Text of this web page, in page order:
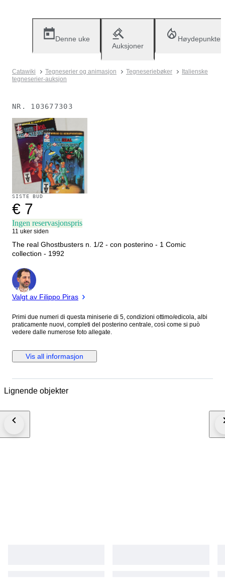
Denne uke
Auksjoner
Høydepunkter
Catawiki Tegneserier og animasjon Tegneseriebøker
Italienske
tegneserier-auksjon
NR. 103677303
Solgt
SISTE BUD
€ 7
Ingen reservasjonspris
11 uker siden
The real Ghostbusters n. 1/2 - con posterino - 1 Comic
collection - 1992
Ekspert
Valgt av Filippo Piras
Primi due numeri di questa miniserie di 5, condizioni ottimo/edicola, albi
praticamente nuovi, completi del posterino centrale, così come si può
vedere dalle numerose foto allegate.
Vis all informasjon
Lignende objekter